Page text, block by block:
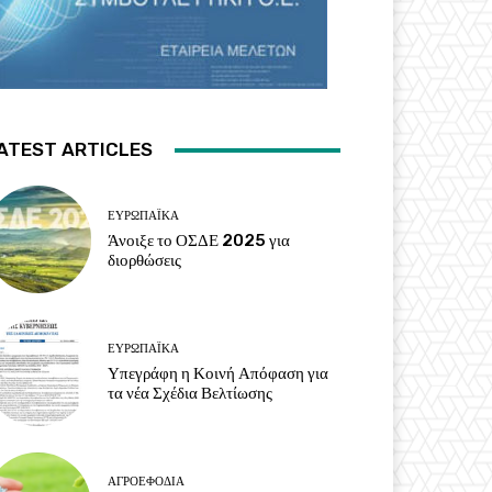
ARTICLES
ΕΥΡΩΠΑΪΚΆ
Άνοιξε το ΟΣΔΕ 2025 για
διορθώσεις
ΕΥΡΩΠΑΪΚΆ
Υπεγράφη η Κοινή Απόφαση για
τα νέα Σχέδια Βελτίωσης
ΑΓΡΟΕΦΌΔΙΑ